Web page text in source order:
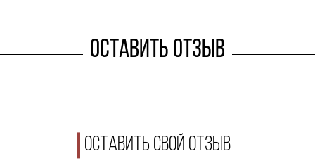
Оставить отзыв
Оставить свой отзыв